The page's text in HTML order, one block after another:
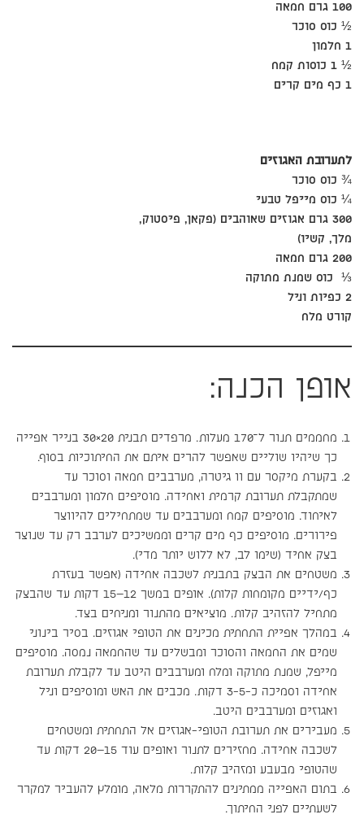
100 גרם חמאה
½ כוס סוכר
1 חלמון
½ 1 כוסות קמח
1 כף מים קרים
לתערובת האגוזים
¾ כוס סוכר
¼ כוס מייפל טבעי
300 גרם אגוזים שאוהבים (פקאן, פיסטוק,
מלך, קשיו)
200 גרם חמאה
⅓ כוס שמנת מתוקה
2 כפיות וניל
קורט מלח
אופן הכנה:
מחממים תנור ל־170 מעלות. מרפדים תבנית 20×30 בנייר אפייה
כך שיהיו שוליים שאפשר להרים איתם את החיתוכיות בסוף.
בקערת מיקסר עם וו גיטרה, מערבבים חמאה וסוכר עד
שמתקבלת תערובת קרמית ואחידה. מוסיפים חלמון ומערבבים
לאיחוד. מוסיפים קמח ומערבבים עד שמתחילים להיווצר
פירורים. מוסיפים כף מים קרים וממשיכים לערבב רק עד שנוצר
בצק אחיד (שימו לב, לא ללוש יותר מדי).
משטחים את הבצק בתבנית לשכבה אחידה (אפשר בעזרת
כף/ידיים מקומחות קלות). אופים במשך 12–15 דקות עד שהבצק
מתחיל להזהיב קלות. מוציאים מהתנור ומניחים בצד.
במהלך אפיית התחתית מכינים את הטופי אגוזים. בסיר בינוני
שמים את החמאה והסוכר ומבשלים עד שהחמאה נמסה. מוסיפים
מייפל, שמנת מתוקה ומלח ומערבבים היטב עד לקבלת תערובת
אחידה וסמיכה כ-3-5 דקות. מכבים את האש ומוסיפים וניל
ואגוזים ומערבבים היטב.
מעבירים את תערובת הטופי-אגוזים אל התחתית ומשטחים
לשכבה אחידה. מחזירים לתנור ואופים עוד 15–20 דקות עד
שהטופי מבעבע ומזהיב קלות.
בתום האפייה ממתינים להתקררות מלאה, מומלץ להעביר למקרר
לשעתיים לפני החיתוך.